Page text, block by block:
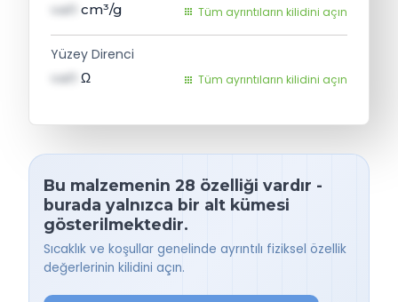
val1 cm³/g Tüm ayrıntıların kilidini açın
Yüzey Direnci
val1 Ω Tüm ayrıntıların kilidini açın
Bu malzemenin 28 özelliği vardır -
burada yalnızca bir alt kümesi
gösterilmektedir.
Sıcaklık ve koşullar genelinde ayrıntılı fiziksel özellik
değerlerinin kilidini açın.